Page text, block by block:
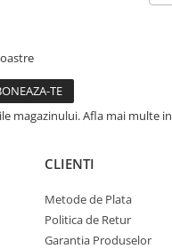
magazinului. Afla mai multe in
CLIENTI
Metode de Plata
Politica de Retur
Garantia Produselor